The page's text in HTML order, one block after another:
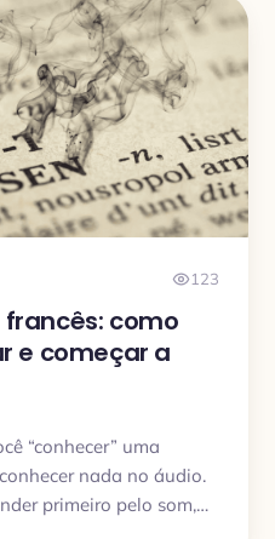
123
como
e começar a
“conhecer” uma
nada no áudio.
primeiro pelo som,